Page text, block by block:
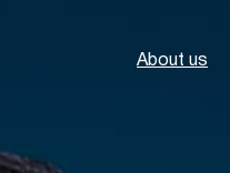
About us